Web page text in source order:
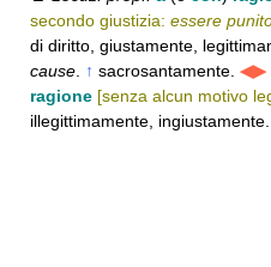
secondo giustizia: essere
di diritto, giustamente,
cause
↑ sacrosantamente. ◀▶
ragione [senza alcun motivo
illegittimamente, ingiustamente.